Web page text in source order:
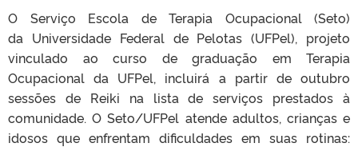
O Serviço Escola de Terapia Ocupacional (Seto)
da Universidade Federal de Pelotas (UFPel), projeto
vinculado ao curso de graduação em Terapia
Ocupacional da UFPel, incluirá a partir de outubro
sessões de Reiki na lista de serviços prestados à
comunidade. O Seto/UFPel atende adultos, crianças e
idosos que enfrentam dificuldades em suas rotinas: